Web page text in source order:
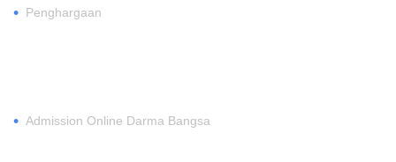
• Penghargaan
• Admission Online Darma Bangsa